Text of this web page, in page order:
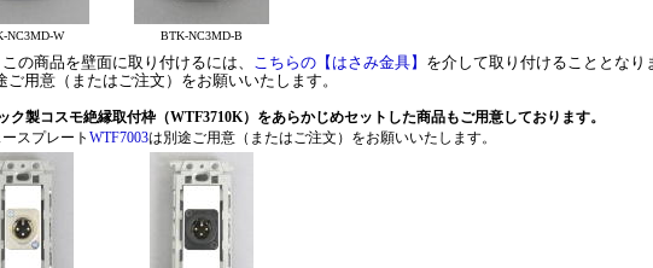
NC3MD-W BTK-NC3MD-B
の商品を壁面に取り付けるには、 こちらの【はさみ金具】 を介して取り付けることとなり
ご用意（またはご注文）をお願いいたします。
ク製コスモ絶縁取付枠（WTF3710K）をあらかじめセットした商品もご用意しております。
スプレート WTF7003は別途ご用意（またはご注文）をお願いいたします。